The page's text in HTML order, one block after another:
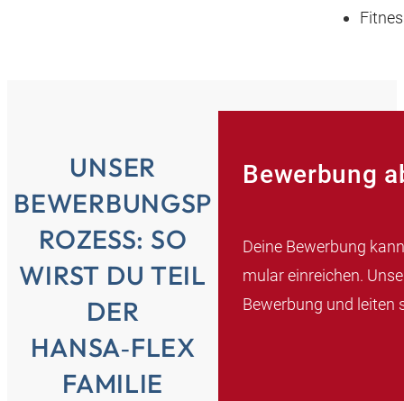
UNSER
BEWERBUNGSP
ROZESS: SO
WIRST DU TEIL
DER
HANSA‑FLEX
FAMILIE
Bewerbung
Deine Bewerbung
mular einreichen.
Bewerbung und leiten